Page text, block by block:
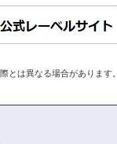
とは異なる場合があります。